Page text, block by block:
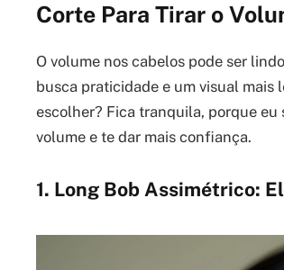
Corte Para Tirar o
O volume nos cabelos pode ser
busca praticidade e um visual mais
escolher? Fica tranquila, porque eu
volume e te dar mais confiança.
1. Long Bob Assimétrico: